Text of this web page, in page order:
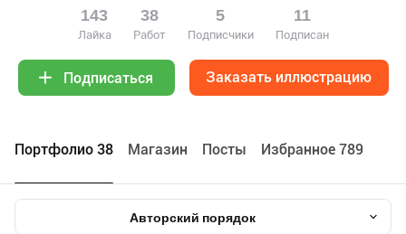
143
Лайка
38
Работ
5
Подписчики
11
Подписан
Подписаться Заказать иллюстрацию
Портфолио 38 Maгазин Посты Избранное 789
Авторский порядок